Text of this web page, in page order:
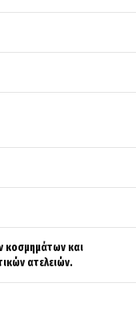
κοσμημάτων και
ατελειών.